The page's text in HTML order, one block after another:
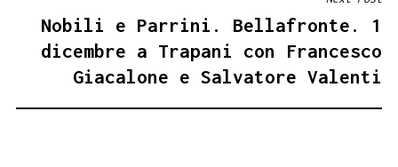
Nobili e Parrini. Bellafronte. 1
dicembre a Trapani con Francesco
Giacalone e Salvatore Valenti